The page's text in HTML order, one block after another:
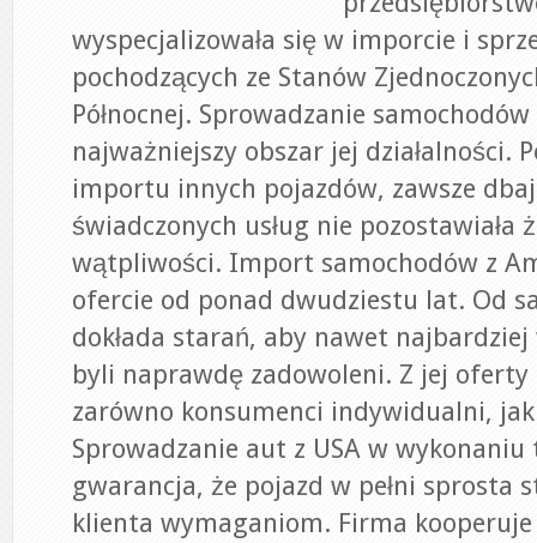
wyspecjalizowała się w imporcie i
pochodzących ze Stanów
Północnej. Sprowadzanie samochodów
najważniejszy obszar jej działalności.
importu innych pojazdów, zawsze
świadczonych usług nie pozostawiała
wątpliwości. Import samochodów z
ofercie od ponad dwudziestu lat. Od
dokłada starań, aby nawet
byli naprawdę zadowoleni. Z jej oferty
zarówno konsumenci indywidualni,
Sprowadzanie aut z USA w
gwarancja, że pojazd w pełni sprosta
klienta wymaganiom. Firma